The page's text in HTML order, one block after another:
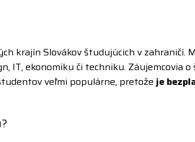
krajín Slovákov študujúcich v zahraničí.
IT, ekonomiku či techniku. Záujemcovia
veľmi populárne, pretože je